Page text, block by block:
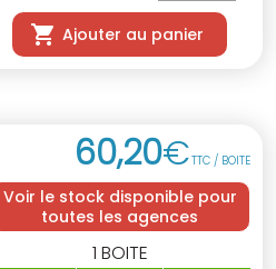
Ajouter au panier
60,20€TTC / BOITE
Voir le stock disponible pour
toutes les agences
1 BOITE